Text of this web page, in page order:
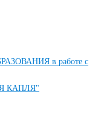
в работе с
КАПЛЯ"